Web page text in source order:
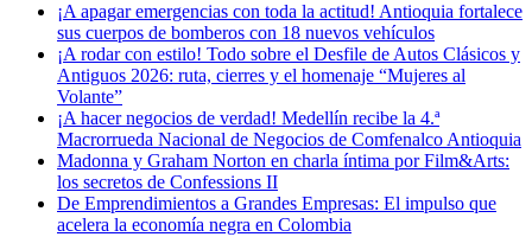
¡A apagar emergencias con toda la actitud! Antioquia fortalece
sus cuerpos de bomberos con 18 nuevos vehículos
¡A rodar con estilo! Todo sobre el Desfile de Autos Clásicos y
Antiguos 2026: ruta, cierres y el homenaje “Mujeres al
Volante”
¡A hacer negocios de verdad! Medellín recibe la 4.ª
Macrorrueda Nacional de Negocios de Comfenalco Antioquia
Madonna y Graham Norton en charla íntima por Film&Arts:
los secretos de Confessions II
De Emprendimientos a Grandes Empresas: El impulso que
acelera la economía negra en Colombia